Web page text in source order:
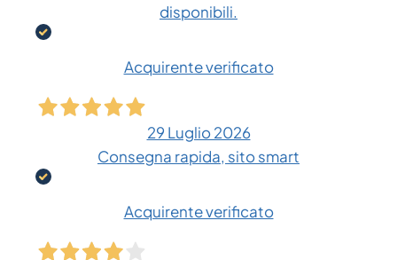
disponibili.
Acquirente verificato
29 Luglio 2026
Consegna rapida, sito smart
Acquirente verificato